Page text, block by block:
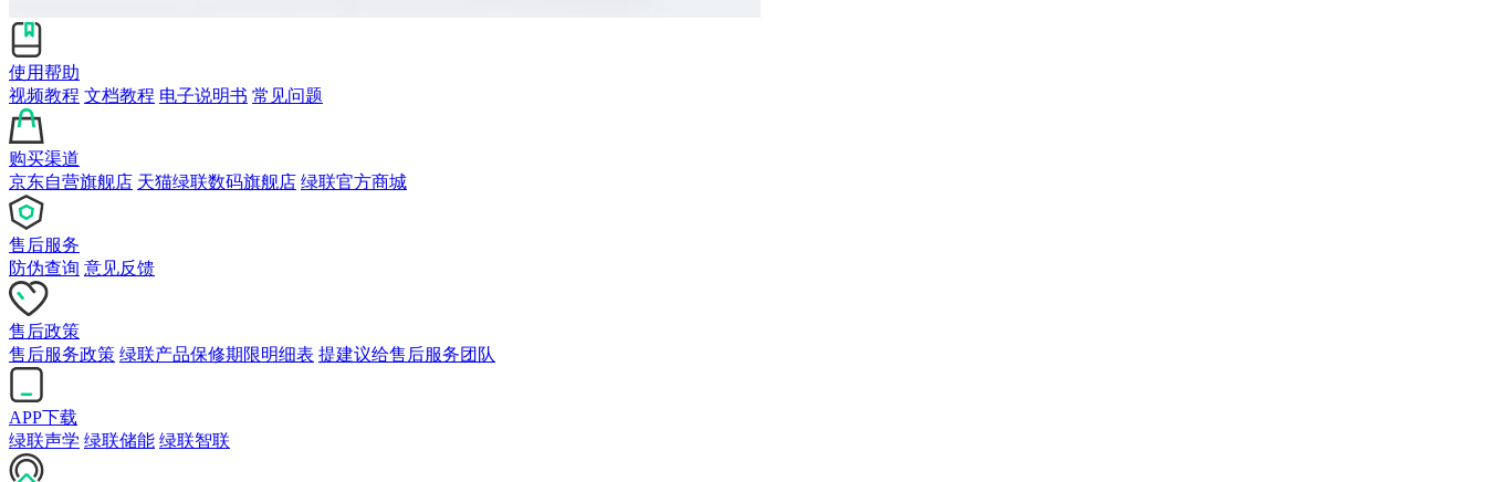
使用帮助
视频教程 文档教程 电子说明书 常见问题
购买渠道
京东自营旗舰店 天猫绿联数码旗舰店 绿联官方商城
售后服务
防伪查询 意见反馈
售后政策
售后服务政策 绿联产品保修期限明细表 提建议给售后服务团队
APP下载
绿联声学 绿联储能 绿联智联